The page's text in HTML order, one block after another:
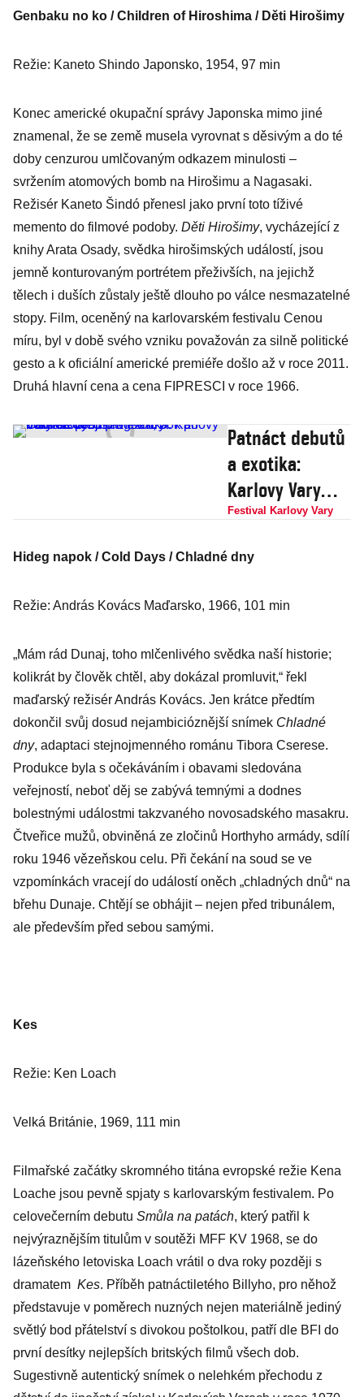
Genbaku no ko / Children of Hiroshima / Děti Hirošimy
Režie: Kaneto Shindo Japonsko, 1954, 97 min
Konec americké okupační správy Japonska mimo jiné
znamenal, že se země musela vyrovnat s děsivým a do té
doby cenzurou umlčovaným odkazem minulosti –
svržením atomových bomb na Hirošimu a Nagasaki.
Režisér Kaneto Šindó přenesl jako první toto tíživé
memento do filmové podoby. Děti Hirošimy, vycházející z
knihy Arata Osady, svědka hirošimských událostí, jsou
jemně konturovaným portrétem přeživších, na jejichž
tělech i duších zůstaly ještě dlouho po válce nesmazatelné
stopy. Film, oceněný na karlovarském festivalu Cenou
míru, byl v době svého vzniku považován za silně politické
gesto a k oficiální americké premiéře došlo až v roce 2011.
Druhá hlavní cena a cena FIPRESCI v roce 1966.
Patnáct debutů
a exotika:
Karlovy Vary
odhalují
po boku se
představí
sestry
Geislerovy
Festival Karlovy Vary
Hideg napok / Cold Days / Chladné dny
Režie: András Kovács Maďarsko, 1966, 101 min
„Mám rád Dunaj, toho mlčenlivého svědka naší historie;
kolikrát by člověk chtěl, aby dokázal promluvit,“ řekl
maďarský režisér András Kovács. Jen krátce předtím
dokončil svůj dosud nejambicióznější snímek Chladné
dny, adaptaci stejnojmenného románu Tibora Cserese.
Produkce byla s očekáváním i obavami sledována
veřejností, neboť děj se zabývá temnými a dodnes
bolestnými událostmi takzvaného novosadského masakru.
Čtveřice mužů, obviněná ze zločinů Horthyho armády, sdílí
roku 1946 vězeňskou celu. Při čekání na soud se ve
vzpomínkách vracejí do událostí oněch „chladných dnů“ na
břehu Dunaje. Chtějí se obhájit – nejen před tribunálem,
ale především před sebou samými.
Kes
Režie: Ken Loach
Velká Británie, 1969, 111 min
Filmařské začátky skromného titána evropské režie Kena
Loache jsou pevně spjaty s karlovarským festivalem. Po
celovečerním debutu Smůla na patách, který patřil k
nejvýraznějším titulům v soutěži MFF KV 1968, se do
lázeňského letoviska Loach vrátil o dva roky později s
dramatem Kes. Příběh patnáctiletého Billyho, pro něhož
představuje v poměrech nuzných nejen materiálně jediný
světlý bod přátelství s divokou poštolkou, patří dle BFI do
první desítky nejlepších britských filmů všech dob.
Sugestivně autentický snímek o nelehkém přechodu z